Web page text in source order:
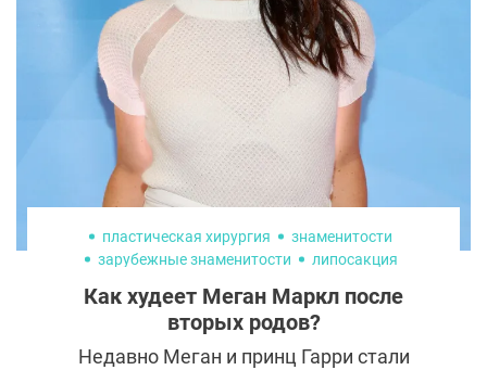
пластическая хирургия
знаменитости
зарубежные знаменитости
липосакция
Как худеет Меган Маркл после
вторых родов?
Недавно Меган и принц Гарри стали